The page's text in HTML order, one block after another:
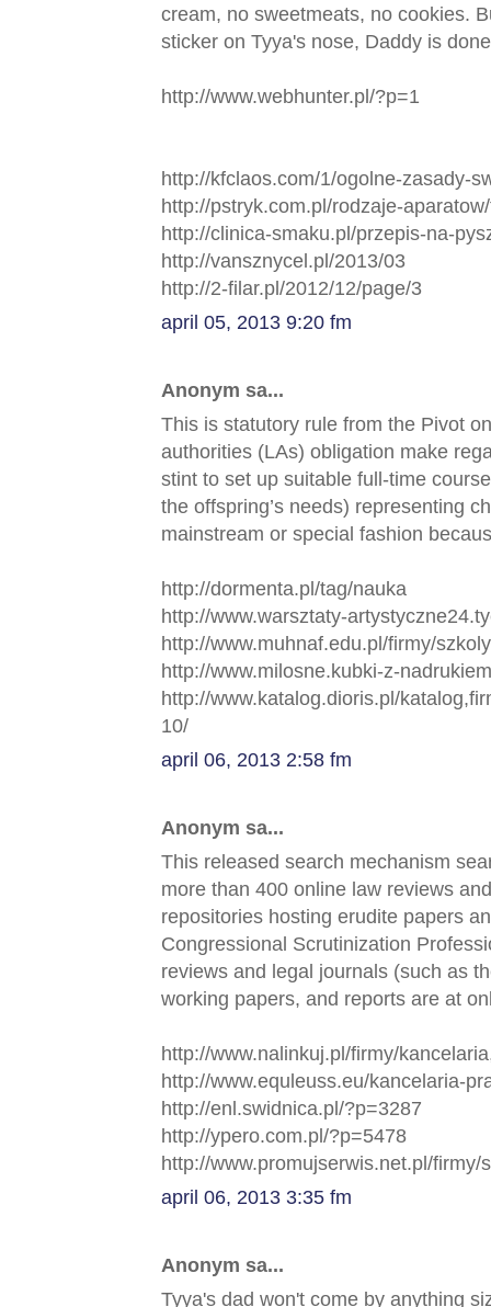
cream, no sweetmeats, no cookies.
sticker on Tyya's nose, Daddy is
http://www.webhunter.pl/?p=1
http://kfclaos.com/1/ogolne-zasady-
http://pstryk.com.pl/rodzaje-
http://clinica-smaku.pl/przepis-na-
http://vansznycel.pl/2013/03
http://2-filar.pl/2012/12/page/3
april 05, 2013 9:20 fm
Anonym sa...
This is statutory rule from the Pivot
authorities (LAs) obligation make
stint to set up suitable full-time
the offspring’s needs) representing
mainstream or special fashion
http://dormenta.pl/tag/nauka
http://www.warsztaty-
http://www.muhnaf.edu.pl/firmy/
http://www.milosne.kubki-z-
http://www.katalog.dioris.pl/
10/
april 06, 2013 2:58 fm
Anonym sa...
This released search mechanism
more than 400 online law reviews
repositories hosting erudite papers
Congressional Scrutinization
reviews and legal journals (such as
working papers, and reports are at
http://www.nalinkuj.pl/firmy/
http://www.equleuss.eu/kancelaria-
http://enl.swidnica.pl/?p=3287
http://ypero.com.pl/?p=5478
http://www.promujserwis.net.pl/firmy/
april 06, 2013 3:35 fm
Anonym sa...
Tyya's dad won't come by anything